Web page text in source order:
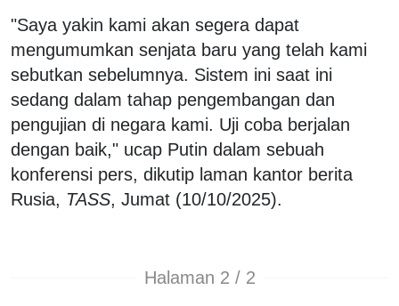
"Saya yakin kami akan segera dapat
mengumumkan senjata baru yang telah kami
sebutkan sebelumnya. Sistem ini saat ini
sedang dalam tahap pengembangan dan
pengujian di negara kami. Uji coba berjalan
dengan baik," ucap Putin dalam sebuah
konferensi pers, dikutip laman kantor berita
Rusia, TASS, Jumat (10/10/2025).
Halaman 2 / 2